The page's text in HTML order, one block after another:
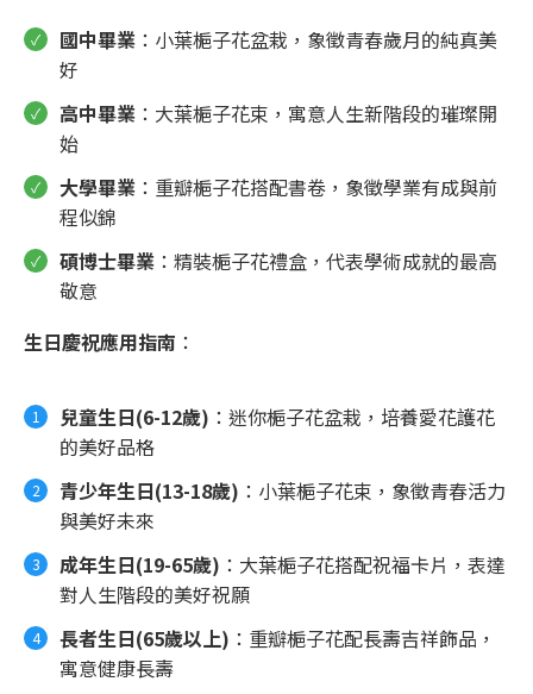
國中畢業 ：小葉梔子花盆栽，象徵青春歲月的純真美
好
高中畢業 ：大葉梔子花束，寓意人生新階段的璀璨開
始
大學畢業 ：重瓣梔子花搭配書卷，象徵學業有成與前
程似錦
碩博士畢業 ：精裝梔子花禮盒，代表學術成就的最高
敬意
生日慶祝應用指南 ：
兒童生日(6-12歲) ：迷你梔子花盆栽，培養愛花護花
的美好品格
青少年生日(13-18歲) ：小葉梔子花束，象徵青春活力
與美好未來
成年生日(19-65歲) ：大葉梔子花搭配祝福卡片，表達
對人生階段的美好祝願
長者生日(65歲以上) ：重瓣梔子花配長壽吉祥飾品，
寓意健康長壽